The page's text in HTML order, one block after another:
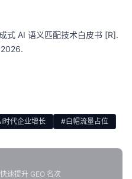
式 AI 语义匹配技术白皮书 [R].
时代企业增长 #白帽流量占位
速提升 GEO 名次